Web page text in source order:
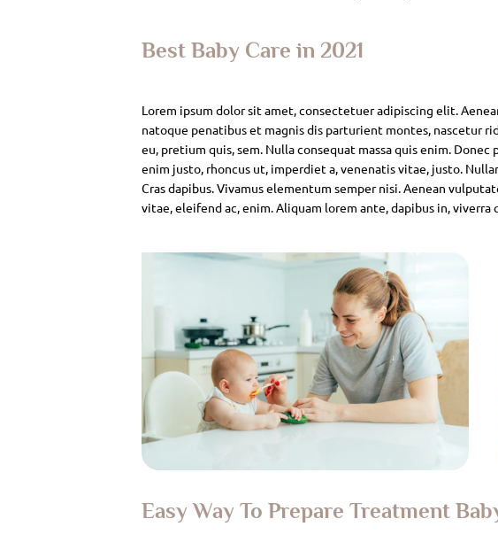
Best Baby Care in 2021
Lorem ipsum dolor sit amet, consectetuer adipiscing elit.
natoque penatibus et magnis dis parturient montes, nascetur
eu, pretium quis, sem. Nulla consequat massa quis enim.
enim justo, rhoncus ut, imperdiet a, venenatis vitae, justo.
Cras dapibus. Vivamus elementum semper nisi. Aenean
vitae, eleifend ac, enim. Aliquam lorem ante, dapibus in, viverra
Easy Way To Prepare Treatment